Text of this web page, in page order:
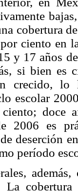
cobertura
ciento en
y 17 años
si bien es
crecido, lo
escolar
doce
2006 es
deserción
período
La